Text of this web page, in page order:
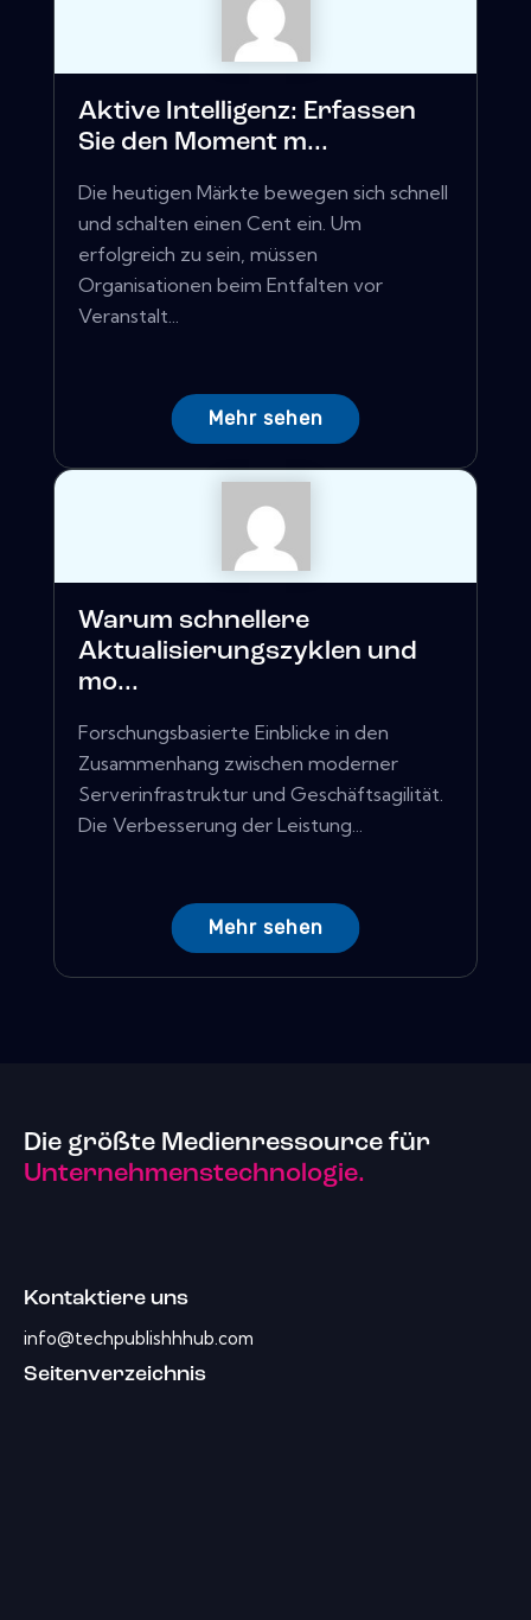
Aktive Intelligenz: Erfassen
Sie den Moment m...
Die heutigen Märkte bewegen sich schnell
und schalten einen Cent ein. Um
erfolgreich zu sein, müssen
Organisationen beim Entfalten vor
Veranstalt...
Mehr sehen
Warum schnellere
Aktualisierungszyklen und
mo...
Forschungsbasierte Einblicke in den
Zusammenhang zwischen moderner
Serverinfrastruktur und Geschäftsagilität.
Die Verbesserung der Leistung...
Mehr sehen
Die größte Medienressource für
Unternehmenstechnologie.
Kontaktiere uns
info@techpublishhhub.com
Seitenverzeichnis